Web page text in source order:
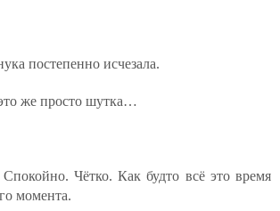
постепенно исчезала.
же просто шутка…
Чётко. Как будто всё это время
момента.